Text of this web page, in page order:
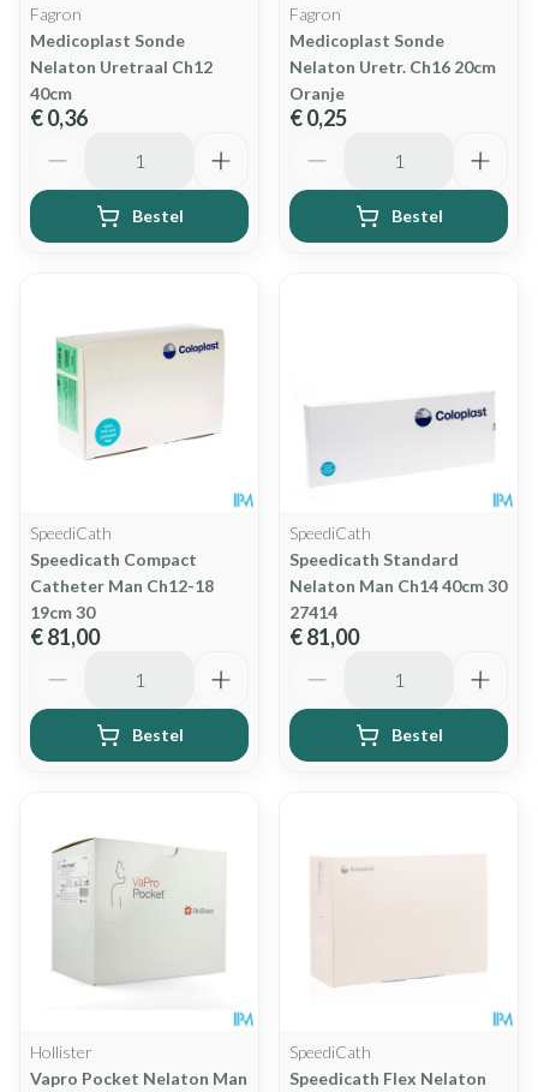
Fagron
Medicoplast Sonde
Nelaton Uretraal Ch12
40cm
€ 0,36
Bestel
Fagron
Medicoplast Sonde
Nelaton Uretr. Ch16 20cm
Oranje
€ 0,25
Bestel
SpeediCath
Speedicath Compact
Catheter Man Ch12-18
19cm 30
€ 81,00
Bestel
SpeediCath
Speedicath Standard
Nelaton Man Ch14 40cm 30
27414
€ 81,00
Bestel
Hollister
Vapro Pocket Nelaton Man
SpeediCath
Speedicath Flex Nelaton